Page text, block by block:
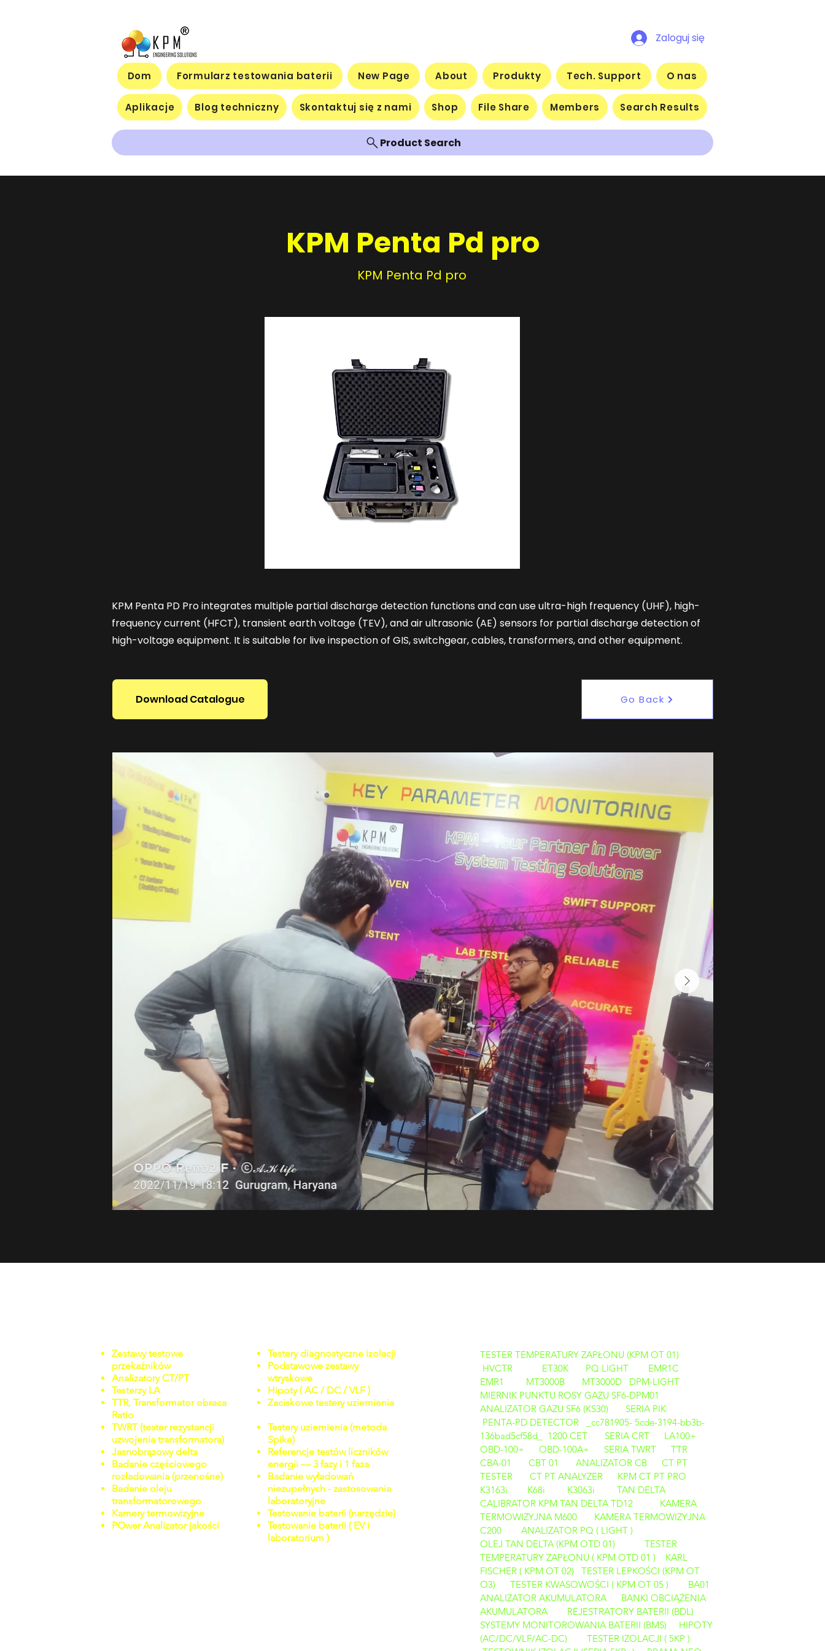
Zaloguj się
Dom Formularz testowania baterii New Page About Produkty Tech. Support O nas
Aplikacje Blog techniczny Skontaktuj się z nami Shop File Share Members Search Results
Product Search
KPM Penta Pd pro
KPM Penta Pd pro
KPM Penta PD Pro integrates multiple partial discharge detection functions and can use ultra-high frequency (UHF), high-
frequency current (HFCT), transient earth voltage (TEV), and air ultrasonic (AE) sensors for partial discharge detection of
high-voltage equipment. It is suitable for live inspection of GIS, switchgear, cables, transformers, and other equipment.
Download Catalogue Go Back
Zestawy testowe
przekaźników
Analizatory CT/PT
Testerzy LA
TTR, Transformator obraca
Ratio
TWRT (tester rezystancji
uzwojenia transformatora)
Jasnobrązowy delta
Badanie częściowego
rozładowania (przenośne)
Badanie oleju
transformatorowego
Kamery termowizyjne
POwer Analizator jakości
Testery diagnostyczne izolacji
Podstawowe zestawy
wtryskowe
Hipoty ( AC / DC / VLF )
Zaciskowe testery uziemienia
Testery uziemienia (metoda
Spike)
Referencje testów liczników
energii — 3 fazy i 1 faza
Badanie wyładowań
niezupełnych - zastosowania
laboratoryjne
Testowanie baterii (narzędzie)
Testowanie baterii ( EV i
laboratorium )
TESTER TEMPERATURY ZAPŁONU (KPM OT 01)
HVCTR
ET30K PQ LIGHT
EMR1C
EMR1
MT3000B MT3000D
DPM-LIGHT
MIERNIK PUNKTU ROSY GAZU SF6-DPM01
ANALIZATOR GAZU SF6 (KS30)
SERIA PIK
PENTA-PD DETECTOR _cc781905- 5cde-3194-bb3b-
136bad5cf58d_ 1200 CET SERIA CRT
LA100+
OBD-100+
OBD-100A+ SERIA TWRT
TTR
CBA-01
CBT 01 ANALIZATOR CB
CT PT
TESTER
CT PT ANALYZER
KPM CT PT PRO
K3163i
K68i K3063i
TAN DELTA
CALIBRATOR KPM TAN DELTA TD12
KAMERA
TERMOWIZYJNA M600
KAMERA TERMOWIZYJNA
C200
ANALIZATOR PQ ( LIGHT )
OLEJ TAN DELTA (KPM OTD 01)
TESTER
TEMPERATURY ZAPŁONU ( KPM OTD 01 )
KARL
FISCHER ( KPM OT 02)
TESTER LEPKOŚCI (KPM OT
O3)
TESTER KWASOWOŚCI ( KPM OT 05 )
BA01
ANALIZATOR AKUMULATORA
BANKI OBCIĄŻENIA
AKUMULATORA
REJESTRATORY BATERII (BDL)
SYSTEMY MONITOROWANIA BATERII (BMS)
HIPOTY
(AC/DC/VLF/AC-DC)
TESTER IZOLACJI ( 5KP )